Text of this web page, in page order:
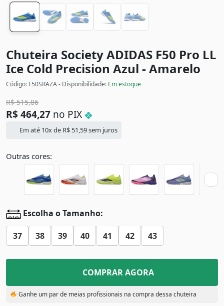
Chuteira Society ADIDAS F50 Pro LL
Ice Cold Precision Azul - Amarelo
Código: F50SRAZA - Disponibilidade: Em estoque
R$515,86
R$ 464,27 no PIX
Em até 10x de R$ 51,59sem juros
Outras cores:
Escolha o Tamanho:
37 38 39 40 41 42 43
COMPRAR AGORA
Ganhe um par de meias profissionais na compra dessa chuteira